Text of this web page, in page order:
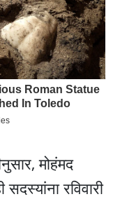
मोहंमद
रविवारी